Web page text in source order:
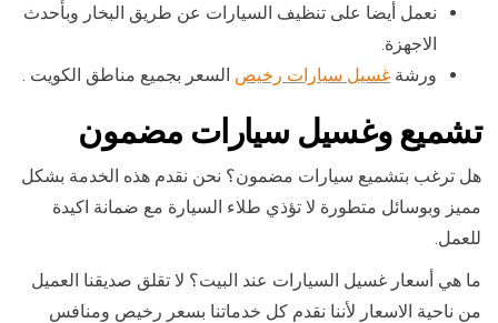
نعمل أيضا على تنظيف السيارات عن طريق البخار وبأحدث
الاجهزة.
ورشة غسيل سيارات رخيص السعر بجميع مناطق الكويت .
تشميع وغسيل سيارات مضمون
هل ترغب بتشميع سيارات مضمون؟ نحن نقدم هذه الخدمة بشكل
مميز وبوسائل متطورة لا تؤذي طلاء السيارة مع ضمانة اكيدة
للعمل.
ما هي أسعار غسيل السيارات عند البيت؟ لا تقلق صديقنا العميل
من ناحية الاسعار لأننا نقدم كل خدماتنا بسعر رخيص ومنافس